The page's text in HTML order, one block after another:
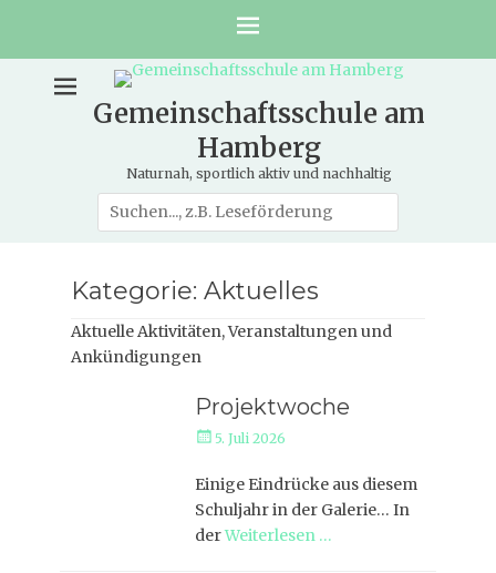
Gemeinschaftsschule am
Hamberg
Naturnah, sportlich aktiv und nachhaltig
Suche
nach:
Kategorie: Aktuelles
Aktuelle Aktivitäten, Veranstaltungen und
Ankündigungen
Projektwoche
Veröffentlicht
5. Juli 2026
Einige Eindrücke aus diesem
Schuljahr in der Galerie… In
derWeiterlesen …